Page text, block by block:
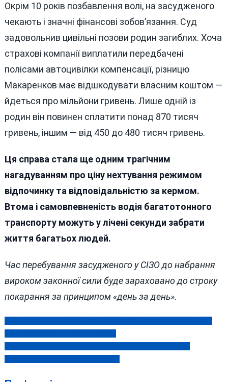
Окрім 10 років позбавлення волі, на засудженого
чекають і значні фінансові зобов’язання. Суд
задовольнив цивільні позови родин загиблих. Хоча
страхові компанії виплатили передбачені
полісами автоцивілки компенсації, різницю
Макаренков має відшкодувати власним коштом —
йдеться про мільйони гривень. Лише одній із
родин він повинен сплатити понад 870 тисяч
гривень, іншим — від 450 до 480 тисяч гривень.
Ця справа стала ще одним трагічним
нагадуванням про ціну нехтування режимом
відпочинку та відповідальністю за кермом.
Втома і самовпевненість водія багатотонного
транспорту можуть у лічені секунди забрати
життя багатьох людей.
Час перебування засудженого у СІЗО до набрання
вироком законної сили буде зараховано до строку
покарання за принципом «день за день».
Навігація
записів